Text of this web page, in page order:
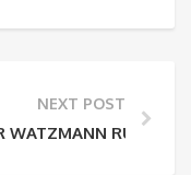
NEXT POST
WATZMANN RUFT!